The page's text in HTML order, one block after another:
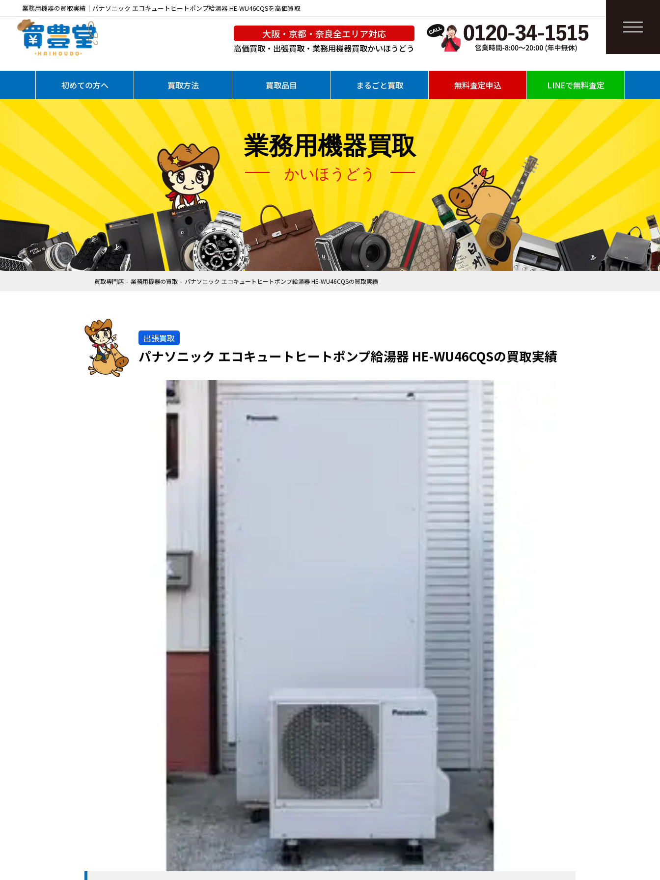
業務用機器の買取実績｜パナソニック エコキュートヒートポンプ給湯器 HE-WU46CQSを高価買取
大阪・京都・奈良全エリア対応
高価買取・出張買取・業務用機器買取かいほうどう
初めての方へ 買取方法 買取品目 まるごと買取 無料査定申込 LINEで無料査定
業務用機器買取
かいほうどう
買取専門店 業務用機器の買取 パナソニック エコキュートヒートポンプ給湯器 HE-WU46CQSの買取実績
出張買取
パナソニック エコキュートヒートポンプ給湯器 HE-WU46CQSの買取実績